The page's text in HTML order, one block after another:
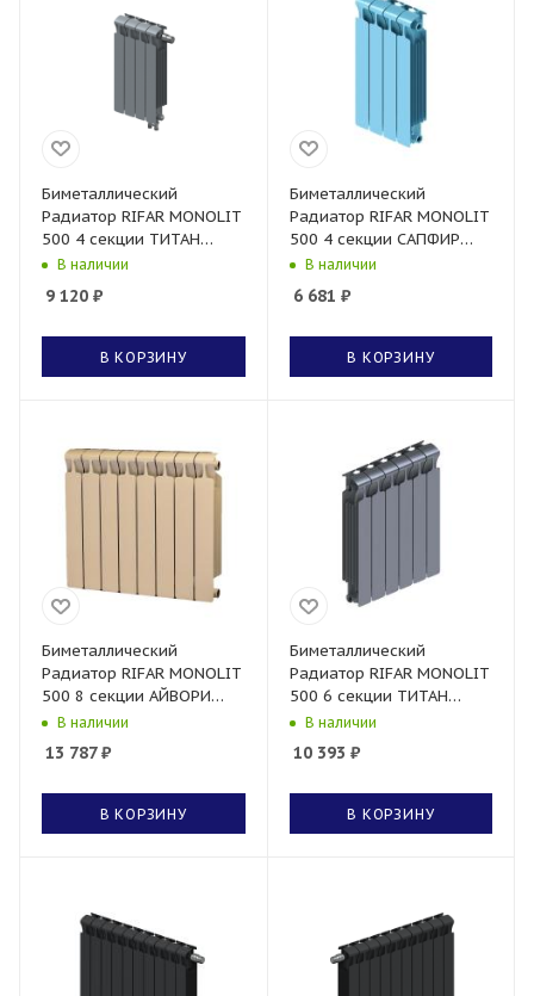
Биметаллический
Радиатор RIFAR MONOLIT
500 4 секции ТИТАН
нижнее правое
В наличии
9 120 ₽
В КОРЗИНУ
Биметаллический
Радиатор RIFAR MONOLIT
500 4 секции САПФИР
боковое подключение
В наличии
6 681 ₽
В КОРЗИНУ
Биметаллический
Радиатор RIFAR MONOLIT
500 8 секции АЙВОРИ
боковое подключение
В наличии
13 787₽
В КОРЗИНУ
Биметаллический
Радиатор RIFAR MONOLIT
500 6 секции ТИТАН
боковое подключение
В наличии
10 393 ₽
В КОРЗИНУ